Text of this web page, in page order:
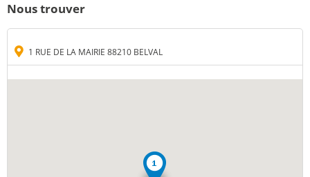
Nous trouver
1 RUE DE LA MAIRIE 88210 BELVAL